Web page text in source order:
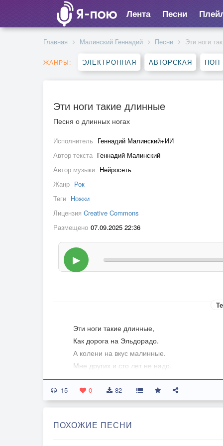
Лента Песни
Главная Малинский Геннадий Песни Эти ноги
ЖАНРЫ: ЭЛЕКТРОННАЯ АВТОРСКАЯ ПОП
Эти ноги такие длинные
Песня о длинных ногах
Исполнитель Геннадий Малинский+ИИ
Автор текста Геннадий Малинский
Автор музыки Нейросеть
Жанр Рок
Теги Ножки
Лицензия Creative Commons
Размещено 07.09.2025 22:36
▶
Эти ноги такие длинные,
Как дорога на Эльдорадо.
А колени на вкус малинные.
Мне других и сто лет не надо.
Каблуки её столь высокие,
Что когда она ставит ножку,
Превышая Кавкáз немножко.
15 0 82
ПОХОЖИЕ ПЕСНИ